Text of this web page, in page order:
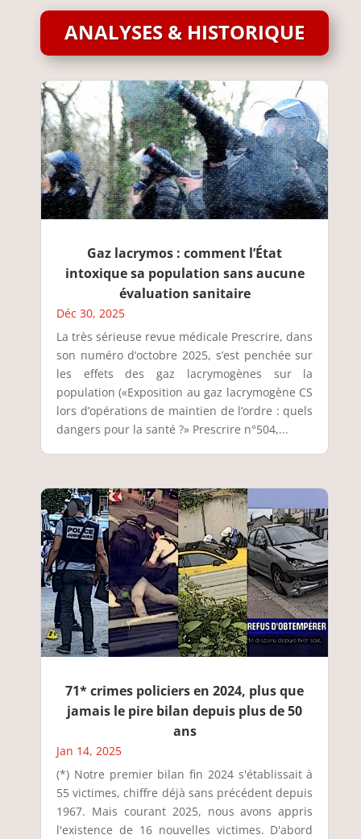
ANALYSES & HISTORIQUE
Gaz lacrymos : comment l’État
intoxique sa population sans aucune
évaluation sanitaire
Déc 30, 2025
La très sérieuse revue médicale Prescrire, dans
son numéro d’octobre 2025, s’est penchée sur
les effets des gaz lacrymogènes sur la
population («Exposition au gaz lacrymogène CS
lors d’opérations de maintien de l’ordre : quels
dangers pour la santé ?» Prescrire n°504,...
71* crimes policiers en 2024, plus que
jamais le pire bilan depuis plus de 50
ans
Jan 14, 2025
(*) Notre premier bilan fin 2024 s'établissait à
55 victimes, chiffre déjà sans précédent depuis
1967. Mais courant 2025, nous avons appris
l'existence de 16 nouvelles victimes. D'abord